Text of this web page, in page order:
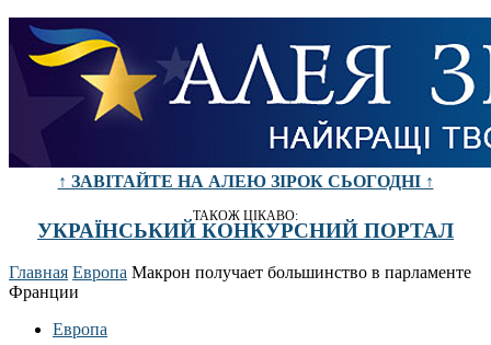
↑ ЗАВІТАЙТЕ НА АЛЕЮ ЗІРОК СЬОГОДНІ ↑
ТАКОЖ ЦІКАВО:
УКРАЇНСЬКИЙ КОНКУРСНИЙ ПОРТАЛ
Главная Европа Макрон получает большинство в парламенте
Франции
Европа